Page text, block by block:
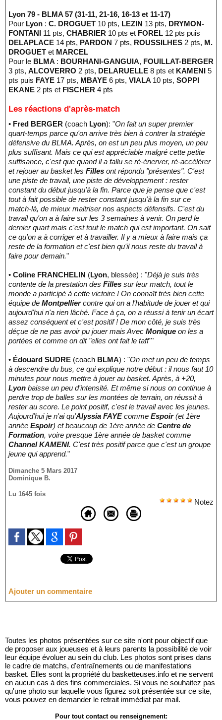
Lyon 79 - BLMA 57 (31-11, 21-16, 16-13 et 11-17)
Pour Lyon : C. DROGUET 10 pts, LEZIN 13 pts, DRYMON-
FONTANI 11 pts, CHABRIER 10 pts et FOREL 12 pts puis
DELAPLACE 14 pts, PARDON 7 pts, ROUSSILHES 2 pts, M.
DROGUET et MARCEL
Pour le BLMA : BOURHANI-GANGUIA, FOUILLAT-BERGER
3 pts, ALCOVERRO 2 pts, DELARUELLE 8 pts et KAMENI 5
pts puis FAYE 17 pts, MBAYE 6 pts, VIALA 10 pts, SOPPI
EKANE 2 pts et FISCHER 4 pts
Les réactions d'après-match
• Fred BERGER (coach Lyon): "On fait un super premier
quart-temps parce qu'on arrive très bien à contrer la stratégie
défensive du BLMA. Après, on est un peu plus moyen, un peu
plus suffisant. Mais ce qui est appréciable malgré cette petite
suffisance, c'est que quand il a fallu se ré-énerver, ré-accélérer
et rejouer au basket les Filles ont répondu "présentes". C'est
une piste de travail, une piste de développement : rester
constant du début jusqu'à la fin. Parce que je pense que c'est
tout à fait possible de rester constant jusqu'à la fin sur ce
match-là, de mieux maitriser nos aspects défensifs. C'est du
travail qu'on a à faire sur les 3 semaines à venir. On perd le
dernier quart mais c'est tout le match qui est important. On sait
ce qu'on a à corriger et à travailler. Il y a mieux à faire mais ça
reste de la formation et c'est bien qu'il nous reste du travail à
faire pour demain."
• Coline FRANCHELIN (Lyon, blessée) : "Déjà je suis très
contente de la prestation des Filles sur leur match, tout le
monde a participé à cette victoire ! On connaît très bien cette
équipe de Montpelliercontre qui on a l'habitude de jouer et qui
aujourd'hui n'a rien lâché. Face à ça, on a réussi à tenir un écart
assez conséquent et c'est positif ! De mon côté, je suis très
déçue de ne pas avoir pu jouer mais Avec Monique on les a
portées et comme on dit "elles ont fait le taff""
• Édouard SUDRE (coach BLMA) : "On met un peu de temps
à descendre du bus, ce qui explique notre début : il nous faut 10
minutes pour nous mettre à jouer au basket. Après, à +20,
Lyon baisse un peu d'intensité. Et même si nous on continue à
perdre trop de balles sur les montées de terrain, on réussit à
rester au score. Le point positif, c'est le travail avec les jeunes.
Aujourd'hui je n'ai qu'Alyssia FAYEcomme Espoir(et 1ère
année Espoir) et beaucoup de 1ère année de Centre de
Formation, voire presque 1ère année de basket comme
Channel KAMENI. C'est très positif parce que c'est un groupe
jeune qui apprend."
Dimanche 5 Mars 2017
Dominique B.
Lu 1645 fois
Notez
Ajouter un commentaire
Toutes les photos présentées sur ce site n'ont pour objectif que
de proposer aux joueuses et à leurs parents la possibilité de voir
leur équipe évoluer au sein du club. Les photos sont prises dans
le cadre de matchs, d'entraînements ou de manifestations
basket. Elles sont la propriété du basketteuses.info et ne servent
en aucun cas à des fins commerciales. Si vous ne souhaitez pas
qu'une photo sur laquelle vous figurez soit présentée sur ce site,
vous pouvez en demander le retrait immédiat par mail.
Pour tout contact ou renseignement: